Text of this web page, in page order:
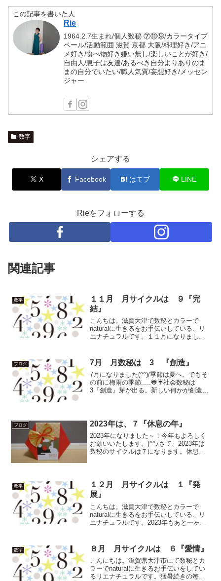
この記事を書いた人
Rie
1964.2.7生まれ/個人数秘 ⑦⑪⑨/カラータイプ
ペール/活動範囲 滋賀 京都 大阪/料理好き/アニ
メ好き/食べ物好き嫌い無し/楽しいことが好き/
自由人/息子は友達/あるべき自分よりありのま
まの自分でいたい/職人気質/妄想好き/メッセン
ジャー
数字
シェアする
X Facebook はてブ LINE
Rieをフォローする
関連記事
数字
１１月 月サイクルは ９『完
結』
こんちは。滋賀大津で数秘とカラーで
naturalに生きるをお手伝いしている、リ
エナチュラルです。１１月になりまし
が、朝晩は涼しくなりました。外の街路
樹や山々の風景も、だんだ...
ブログ 7月 月数秘は 3 『創造』
7月になりました(^^)/季節は夏へ。でもそ
の前に梅雨の季節.....🐸☔社会数秘は
3『創造』芽が出る。新しい何かが創造さ
は...
ブログ 2023年は、７『休息の年』
2023年になりました～！今年もよろしく
お願いいたします。(^^♪さて、2023年は
数秘のサイクルは７になります。休息の
世界的に...
数字
１２月 月サイクルは １『発
展』
こんちは。滋賀大津で数秘とカラーで
naturalに生きるをお手伝いしている、リ
エナチュラルです。2023年もあと一ヶ月
やっと木々が色ずいて山のグラデーショ
ンが綺麗です。...
数字 ８月 月サイクルは ６『愛情』
こんにちは。滋賀県大津市にて数秘とカ
ラーでnaturalに生きるお手伝いをしてい
るリエナチュラルです。猛暑続きの毎日